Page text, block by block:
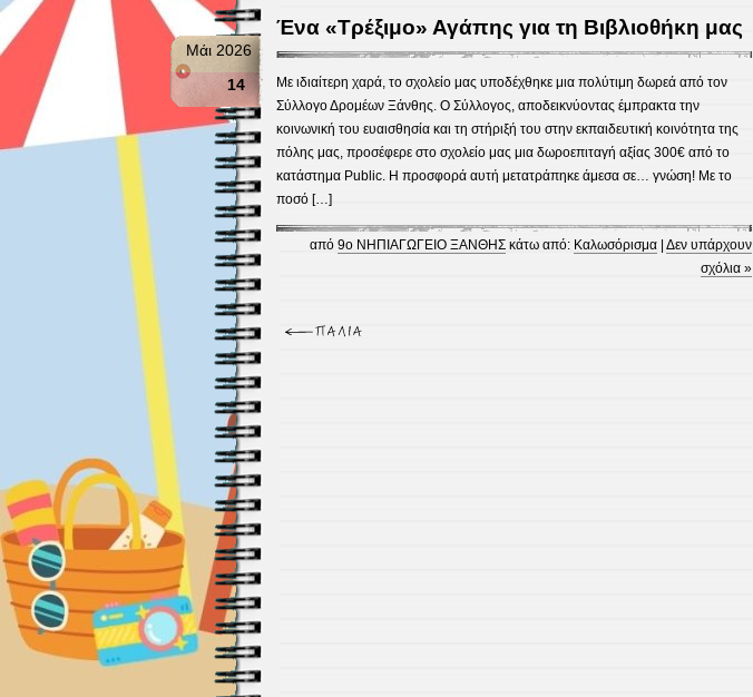
Ένα «Τρέξιμο» Αγάπης για τη Βιβλιοθήκη μας
Μάι 2026
14
Με ιδιαίτερη χαρά, το σχολείο μας υποδέχθηκε μια πολύτιμη δωρεά από τον
Σύλλογο Δρομέων Ξάνθης. Ο Σύλλογος, αποδεικνύοντας έμπρακτα την
κοινωνική του ευαισθησία και τη στήριξή του στην εκπαιδευτική κοινότητα της
πόλης μας, προσέφερε στο σχολείο μας μια δωροεπιταγή αξίας 300€ από το
κατάστημα Public. Η προσφορά αυτή μετατράπηκε άμεσα σε… γνώση! Με το
ποσό […]
από 9ο ΝΗΠΙΑΓΩΓΕΙΟ ΞΑΝΘΗΣκάτω από: Καλωσόρισμα| Δεν υπάρχουν
σχόλια »